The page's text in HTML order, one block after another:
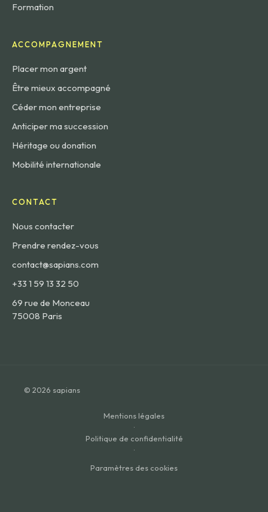
Formation
ACCOMPAGNEMENT
Placer mon argent
Être mieux accompagné
Céder mon entreprise
Anticiper ma succession
Héritage ou donation
Mobilité internationale
CONTACT
Nous contacter
Prendre rendez-vous
contact@sapians.com
+33 1 59 13 32 50
69 rue de Monceau
75008 Paris
© 2026 sapians
Mentions légales
·
Politique de confidentialité
·
Paramètres des cookies